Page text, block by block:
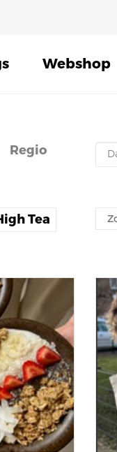
Webshop
Regio
Tea